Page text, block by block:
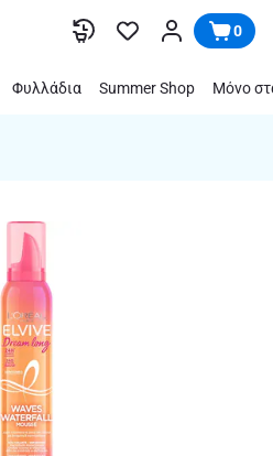
0
Φυλλάδια Summer Shop Μόνο